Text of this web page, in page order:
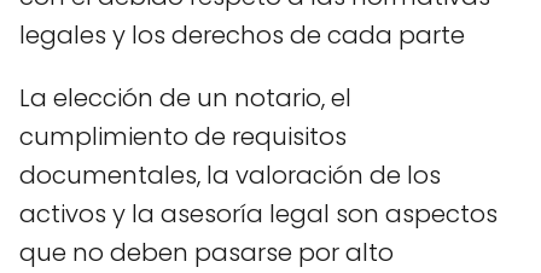
legales y los derechos de cada parte
La elección de un notario, el
cumplimiento de requisitos
documentales, la valoración de los
activos y la asesoría legal son aspectos
que no deben pasarse por alto